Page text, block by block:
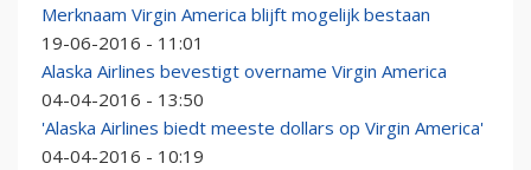
Merknaam Virgin America blijft mogelijk bestaan
19-06-2016 - 11:01
Alaska Airlines bevestigt overname Virgin America
04-04-2016 - 13:50
'Alaska Airlines biedt meeste dollars op Virgin America'
04-04-2016 - 10:19